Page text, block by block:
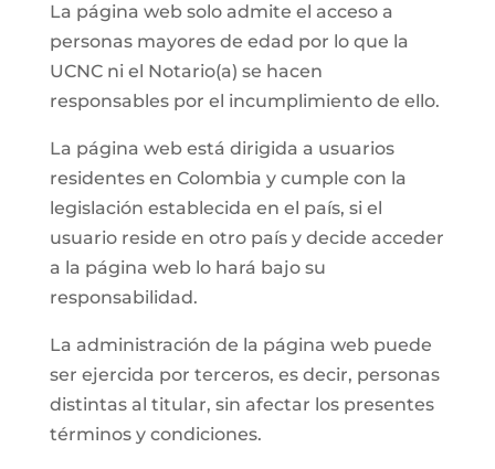
La página web solo admite el acceso a
personas mayores de edad por lo que la
UCNC ni el Notario(a) se hacen
responsables por el incumplimiento de ello.
La página web está dirigida a usuarios
residentes en Colombia y cumple con la
legislación establecida en el país, si el
usuario reside en otro país y decide acceder
a la página web lo hará bajo su
responsabilidad.
La administración de la página web puede
ser ejercida por terceros, es decir, personas
distintas al titular, sin afectar los presentes
términos y condiciones.